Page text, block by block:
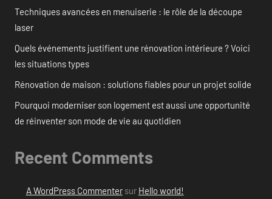
Techniques avancées en menuiserie : le rôle de la découpe
laser
Quels événements justifient une rénovation intérieure ? Voici
les situations types
Rénovation de maison : solutions fiables pour un projet solide
Pourquoi moderniser son logement est aussi une opportunité
de réinventer son mode de vie au quotidien
Recent Comments
A WordPress Commentersur Hello world!